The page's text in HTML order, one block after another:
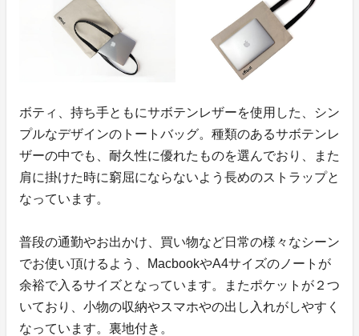
ボティ、持ち手ともにサボテンレザーを使用した、シン
プルなデザインのトートバッグ。種類のあるサボテンレ
ザーの中でも、耐久性に優れたものを選んでおり、また
肩に掛けた時に窮屈にならないよう長めのストラップと
なっています。
普段の通勤やお出かけ、買い物など日常の様々なシーン
でお使い頂けるよう、MacbookやA4サイズのノートが
余裕で入るサイズとなっています。またポケットが２つ
いており、小物の収納やスマホやの出し入れがしやすく
なっています。裏地付き。